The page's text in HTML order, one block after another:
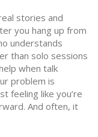
stories and
you hang up from
understands
than solo sessions
when talk
problem is
feeling like you’re
And often, it